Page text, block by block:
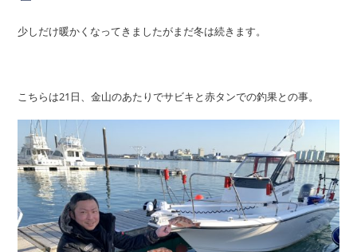
少しだけ暖かくなってきましたがまだ冬は続きます。
こちらは21日、金山のあたりでサビキと赤タンでの釣果との事。